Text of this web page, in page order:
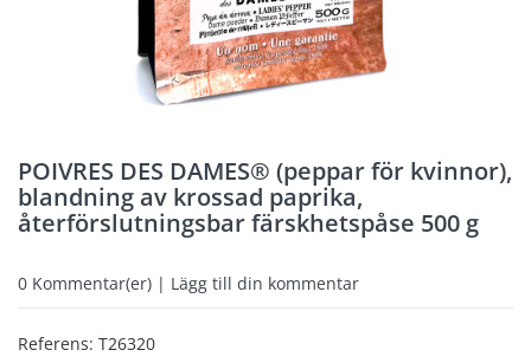
POIVRES DES DAMES® (peppar för kvinnor),
blandning av krossad paprika,
återförslutningsbar färskhetspåse 500 g
0 Kommentar(er) | Lägg till din kommentar
Referens: T26320